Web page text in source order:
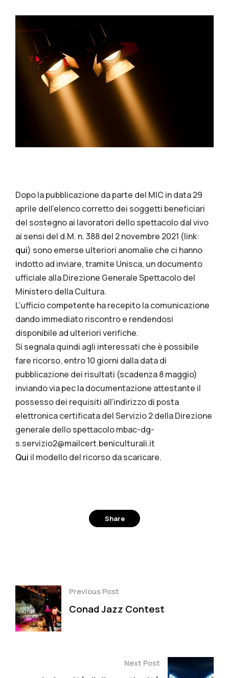
Dopo la pubblicazione da parte del MIC in data 29
aprile dell’elenco corretto dei soggetti beneficiari
del sostegno ai lavoratori dello spettacolo dal vivo
ai sensi del d.M. n. 388 del 2 novembre 2021 (link:
qui) sono emerse ulteriori anomalie che ci hanno
indotto ad inviare, tramite Unisca, un documento
ufficiale alla Direzione Generale Spettacolo del
Ministero della Cultura.
L’ufficio competente ha recepito la comunicazione
dando immediato riscontro e rendendosi
disponibile ad ulteriori verifiche.
Si segnala quindi agli interessati che è possibile
fare ricorso, entro 10 giorni dalla data di
pubblicazione dei risultati (scadenza 8 maggio)
inviando via pec la documentazione attestante il
possesso dei requisiti all’indirizzo di posta
elettronica certificata del Servizio 2 della Direzione
generale dello spettacolo mbac-dg-
s.servizio2@mailcert.beniculturali.it
Qui il modello del ricorso da scaricare.
Share
Previous Post
Conad Jazz Contest
Next Post